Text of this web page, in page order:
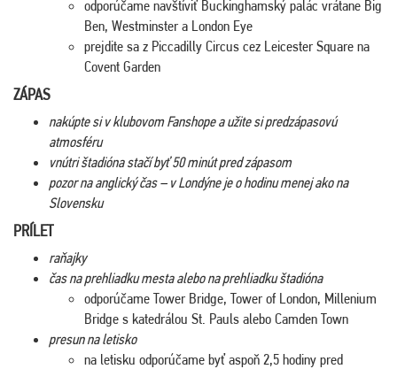
odporúčame navštíviť Buckinghamský palác vrátane Big
Ben, Westminster a London Eye
prejdite sa z Piccadilly Circus cez Leicester Square na
Covent Garden
ZÁPAS
nakúpte si v klubovom Fanshope a užite si predzápasovú
atmosféru
vnútri štadióna stačí byť 50 minút pred zápasom
pozor na anglický čas – v Londýne je o hodinu menej ako na
Slovensku
PRÍLET
raňajky
čas na prehliadku mesta alebo na prehliadku štadióna
odporúčame Tower Bridge, Tower of London, Millenium
Bridge s katedrálou St. Pauls alebo Camden Town
presun na letisko
na letisku odporúčame byť aspoň 2,5 hodiny pred